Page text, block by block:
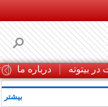
در بیتوته درباره ما
بیشتر